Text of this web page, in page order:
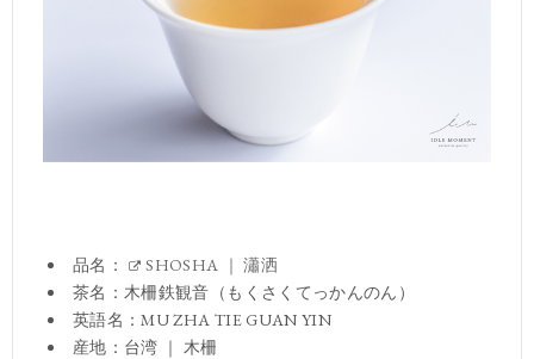
品名：
SHOSHA ｜ 瀟洒
茶名：木柵鉄観音（もくさくてっかんのん）
英語名：MU ZHA TIE GUAN YIN
産地：台湾 ｜ 木柵